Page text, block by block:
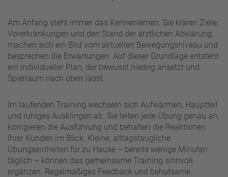
Am Anfang steht immer das Kennenlernen. Sie klären Ziele,
Vorerkrankungen und den Stand der ärztlichen Abklärung,
machen sich ein Bild vom aktuellen Bewegungsniveau und
besprechen die Erwartungen. Auf dieser Grundlage entsteht
ein individueller Plan, der bewusst niedrig ansetzt und
Spielraum nach oben lässt.
Im laufenden Training wechseln sich Aufwärmen, Hauptteil
und ruhiges Ausklingen ab. Sie leiten jede Übung genau an,
korrigieren die Ausführung und behalten die Reaktionen
Ihrer Kunden im Blick. Kleine, alltagstaugliche
Übungseinheiten für zu Hause – bereits wenige Minuten
täglich – können das gemeinsame Training sinnvoll
ergänzen. Regelmäßiges Feedback und behutsame